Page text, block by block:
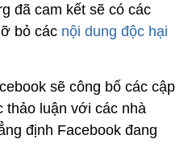
đã cam kết sẽ có các
bỏ các nội dung độc hại
sẽ công bố các cập
thảo luận với các nhà
định Facebook đang